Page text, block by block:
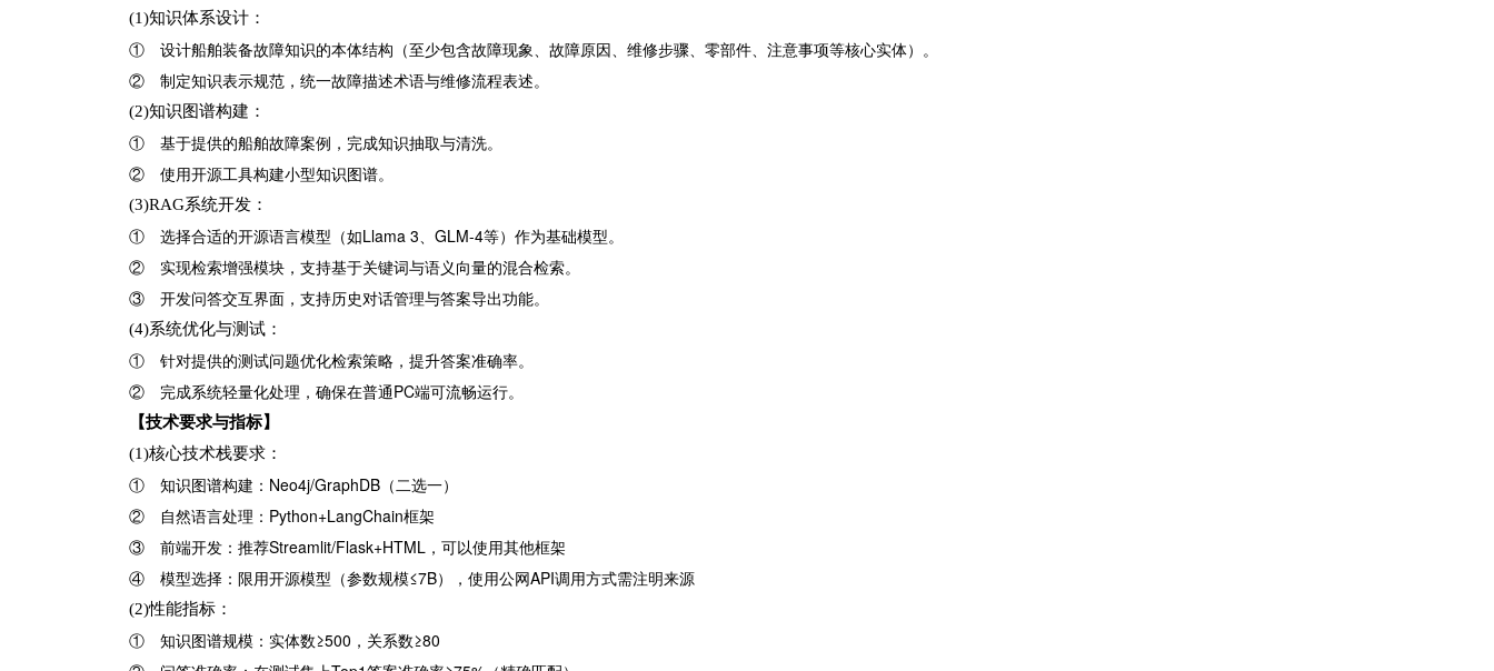
(1)知识体系设计：
① 设计船舶装备故障知识的本体结构（至少包含故障现象、故障原因、维修步骤、零部件、注意事项等核心实体）。
② 制定知识表示规范，统一故障描述术语与维修流程表述。
(2)知识图谱构建：
① 基于提供的船舶故障案例，完成知识抽取与清洗。
② 使用开源工具构建小型知识图谱。
(3)RAG系统开发：
①选择合适的开源语言模型（如Llama 3、GLM-4等）作为基础模型。
② 实现检索增强模块，支持基于关键词与语义向量的混合检索。
③ 开发问答交互界面，支持历史对话管理与答案导出功能。
(4)系统优化与测试：
① 针对提供的测试问题优化检索策略，提升答案准确率。
② 完成系统轻量化处理，确保在普通PC端可流畅运行。
【技术要求与指标】
(1)核心技术栈要求：
①知识图谱构建： Neo4j/GraphDB（二选一）
② 自然语言处理： Python+LangChain框架
③前端开发：推荐Streamlit/Flask+HTML，可以使用其他框架
④模型选择：限用开源模型（参数规模≤7B），使用公网API调用方式需注明来源
(2)性能指标：
①知识图谱规模：实体数≥500，关系数≥80